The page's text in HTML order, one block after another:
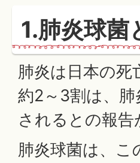
1.肺炎球
肺炎は日本の死
約2～3割は、
されるとの報告
肺炎球菌は、